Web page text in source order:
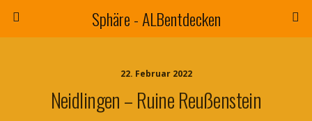
Sphäre - ALBentdecken
22. Februar 2022
Neidlingen – Ruine Reußenstein